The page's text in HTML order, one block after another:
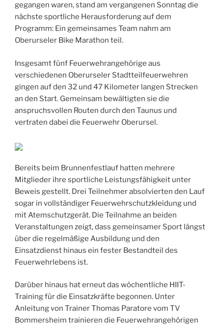
gegangen waren, stand am vergangenen Sonntag die
nächste sportliche Herausforderung auf dem
Programm: Ein gemeinsames Team nahm am
Oberurseler Bike Marathon teil.
Insgesamt fünf Feuerwehrangehörige aus
verschiedenen Oberurseler Stadtteilfeuerwehren
gingen auf den 32 und 47 Kilometer langen Strecken
an den Start. Gemeinsam bewältigten sie die
anspruchsvollen Routen durch den Taunus und
vertraten dabei die Feuerwehr Oberursel.
Bereits beim Brunnenfestlauf hatten mehrere
Mitglieder ihre sportliche Leistungsfähigkeit unter
Beweis gestellt. Drei Teilnehmer absolvierten den Lauf
sogar in vollständiger Feuerwehrschutzkleidung und
mit Atemschutzgerät. Die Teilnahme an beiden
Veranstaltungen zeigt, dass gemeinsamer Sport längst
über die regelmäßige Ausbildung und den
Einsatzdienst hinaus ein fester Bestandteil des
Feuerwehrlebens ist.
Darüber hinaus hat erneut das wöchentliche HIIT-
Training für die Einsatzkräfte begonnen. Unter
Anleitung von Trainer Thomas Paratore vom TV
Bommersheim trainieren die Feuerwehrangehörigen